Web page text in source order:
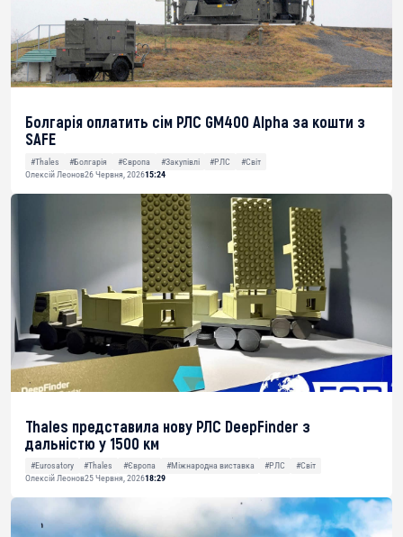
Болгарія оплатить сім РЛС GM400 Alpha за кошти з
SAFE
#Thales #Болгарія #Європа #Закупівлі #РЛС
#Світ
Олексій Леонов26 Червня, 202615:24
Thales представила нову РЛС DeepFinder з
дальністю у 1500 км
#Eurosatory #Thales #Європа #Міжнародна виставка #РЛС
#Світ
Олексій Леонов25 Червня, 202618:29